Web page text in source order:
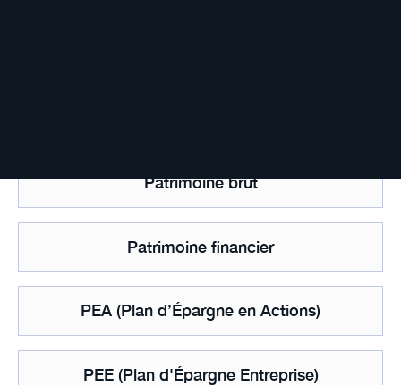
Patrimoine brut
Patrimoine financier
PEA (Plan d’Épargne en Actions)
PEE (Plan d'Épargne Entreprise)